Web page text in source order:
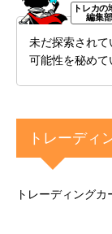
未だ探索され
可能性を秘めて
トレーディ
トレーディング